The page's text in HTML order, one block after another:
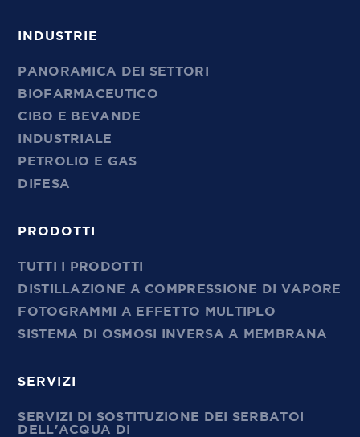
INDUSTRIE
PANORAMICA DEI SETTORI
BIOFARMACEUTICO
CIBO E BEVANDE
INDUSTRIALE
PETROLIO E GAS
DIFESA
PRODOTTI
TUTTI I PRODOTTI
DISTILLAZIONE A COMPRESSIONE DI VAPORE
FOTOGRAMMI A EFFETTO MULTIPLO
SISTEMA DI OSMOSI INVERSA A MEMBRANA
SERVIZI
SERVIZI DI SOSTITUZIONE DEI SERBATOI
DELL'ACQUA DI